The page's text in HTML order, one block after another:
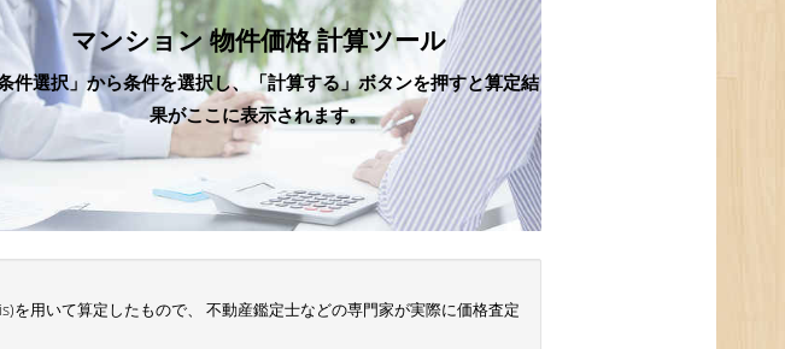
マンション 物件価格 計算ツール
条件選択」から条件を選択し、「計算する」ボタンを押すと算定結
果がここに表示されます。
用いて算定したもので、 不動産鑑定士などの専門家が実際に価格査定